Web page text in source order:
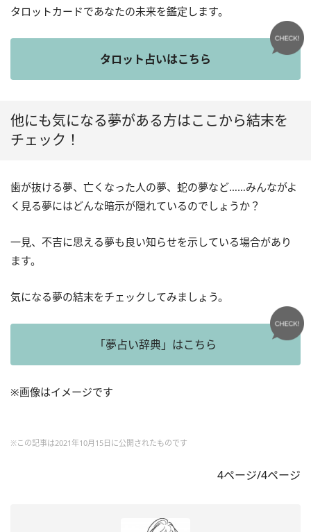
タロットカードであなたの未来を鑑定します。
タロット占いはこちら
他にも気になる夢がある方はここから結末を
チェック！
歯が抜ける夢、亡くなった人の夢、蛇の夢など……みんながよ
く見る夢にはどんな暗示が隠れているのでしょうか？
一見、不吉に思える夢も良い知らせを示している場合があり
ます。
気になる夢の結末をチェックしてみましょう。
「夢占い辞典」はこちら
※画像はイメージです
※この記事は2021年10月15日に公開されたものです
4ページ/4ページ